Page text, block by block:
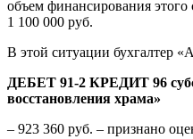
объем финансирования этого
1 100 000 руб.
В этой ситуации бухгалтер
ДЕБЕТ 91-2 КРЕДИТ 96
восстановления храма»
– 923 360 руб. – признано